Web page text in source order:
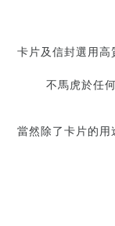
卡片及信封選用高
不馬虎於任
當然除了卡片的用